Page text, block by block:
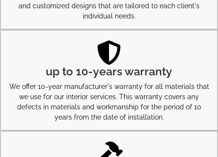
and customized designs that are tailored to each client's
individual needs.
up to 10-years warranty
We offer 10-year manufacturer's warranty for all materials that
we use for our interior services. This warranty covers any
defects in materials and workmanship for the period of 10
years from the date of installation.